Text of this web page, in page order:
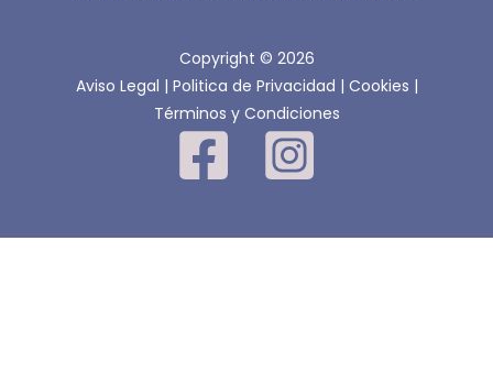
Copyright © 2026
Aviso Legal | Politica de Privacidad | Cookies |
Términos y Condiciones